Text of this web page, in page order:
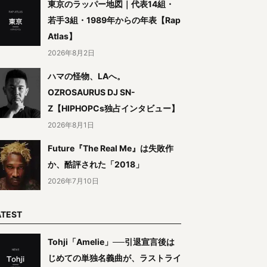
東京のラッパー地図｜代表14組・
若手3組・1989年からの年表【Rap
Atlas】
2026年8月2日
ハマの怪物、LAへ。
OZROSAURUS DJ SN-
Z【HIPHOPCs独占インタビュー】
2026年8月1日
Future『The Real Me』は失敗作
か、酷評された「2018」
2026年7月10日
Tohji「Amelie」──引退宣言後は
じめての単独名義曲が、ラストライ